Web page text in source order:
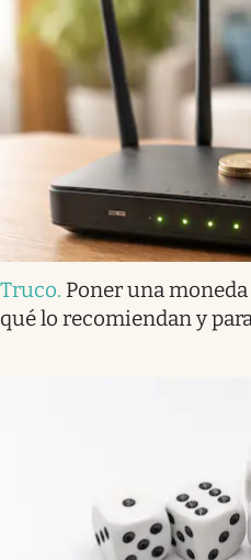
Truco. Poner una
qué lo recomiendan y